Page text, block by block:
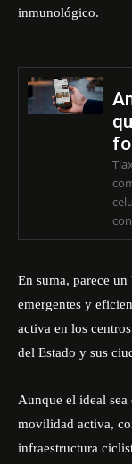
inmunológico.
En suma, parece
emergentes y
activa en los
del Estado y sus
Aunque el ideal sea
movilidad activa,
infraestructura